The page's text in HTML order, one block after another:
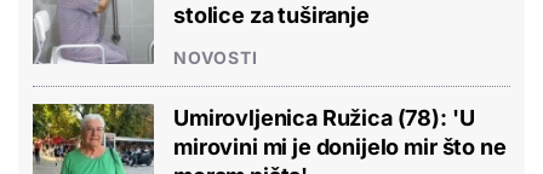
stolice za tuširanje
NOVOSTI
Umirovljenica Ružica (78): 'U
mirovini mi je donijelo mir što ne